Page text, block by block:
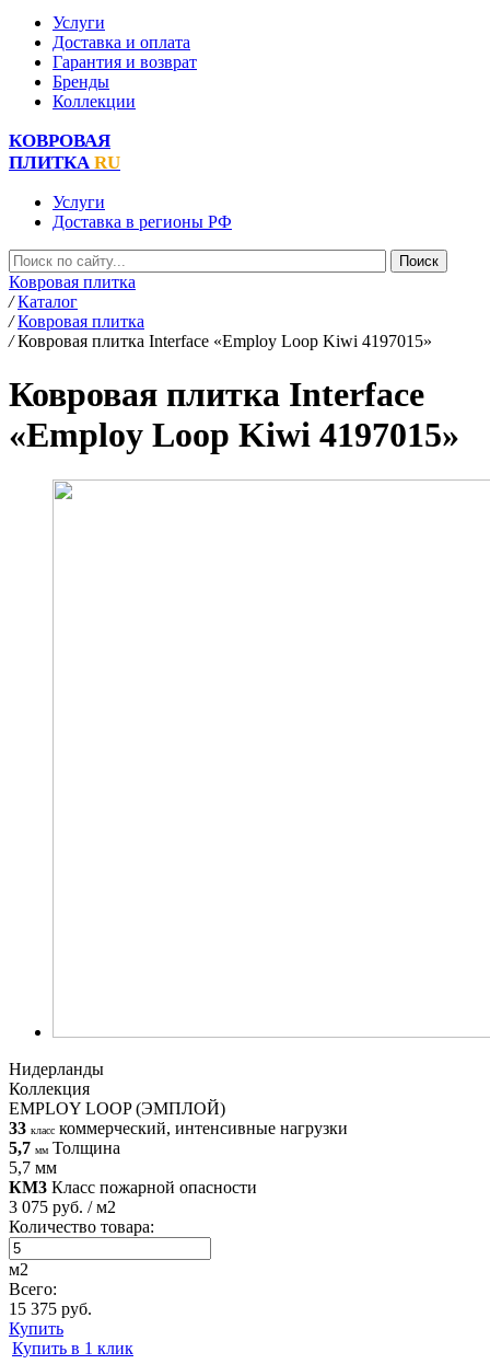
Услуги
Доставка и оплата
Гарантия и возврат
Бренды
Коллекции
КОВРОВАЯ
ПЛИТКА RU
Услуги
Доставка в регионы РФ
Ковровая плитка
/ Каталог
/ Ковровая плитка
/ Ковровая плитка Interface «Employ Loop Kiwi 4197015»
Ковровая плитка Interface
«Employ Loop Kiwi 4197015»
Нидерланды
Коллекция
EMPLOY LOOP (ЭМПЛОЙ)
33 класс коммерческий, интенсивные нагрузки
5,7 мм Толщина
5,7 мм
КМ3 Класс пожарной опасности
3 075 руб. / м2
Количество товара:
м2
Всего:
15 375 руб.
Купить
Купить в 1 клик